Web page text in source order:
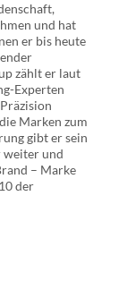
Die 55
Tornatzky,
Buch liefert
für all
wollen.
…
und der
Ausdauer
und hat
er bis heute
zählt er laut
Experten
Marken zum
gibt er sein
weiter und
– Marke
der